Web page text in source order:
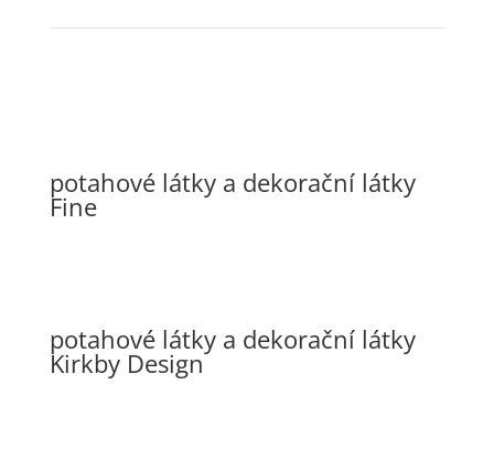
potahové látky a dekorační látky
Fine
potahové látky a dekorační látky
Kirkby Design